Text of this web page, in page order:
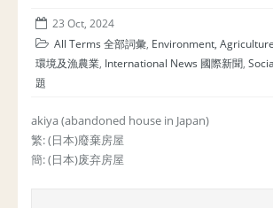
23 Oct, 2024
All Terms 全部詞彙, Environment,
環境及漁農業, International News 國際新聞,
題
akiya (abandoned house in Japan)
繁: (日本)廢棄房屋
簡: (日本)废弃房屋